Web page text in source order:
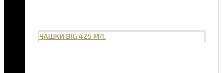
ЧАШКИ BIG 425 МЛ.